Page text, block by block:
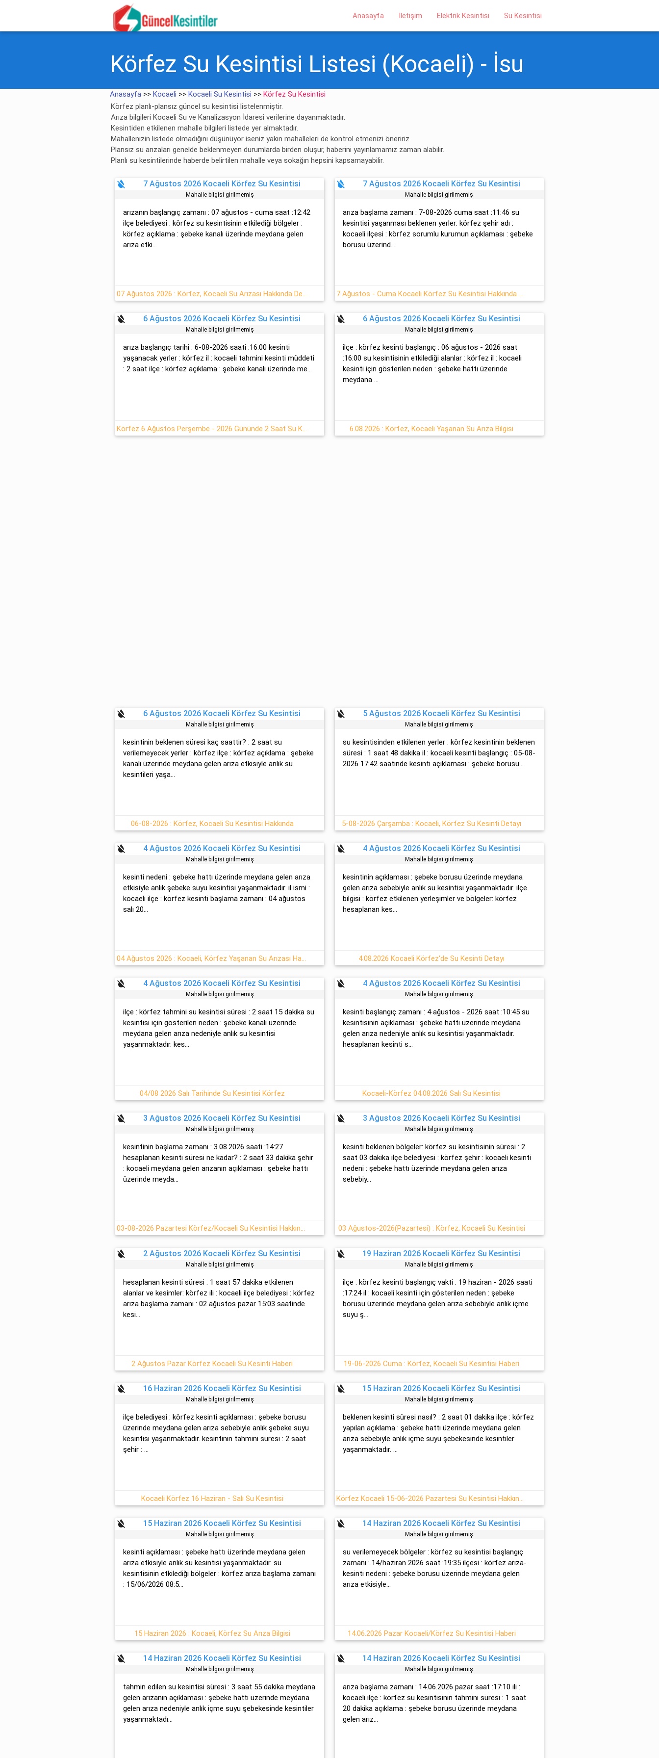
Anasayfa İletişim Elektrik Kesintisi Su Kesintisi
Körfez Su Kesintisi Listesi (Kocaeli) - İsu
Anasayfa >>Kocaeli >>Kocaeli Su Kesintisi >>Körfez Su Kesintisi
Körfez planlı-plansız güncel su kesintisi listelenmiştir.
Arıza bilgileri Kocaeli Su ve Kanalizasyon İdaresi verilerine dayanmaktadır.
Kesintiden etkilenen mahalle bilgileri listede yer almaktadır.
Mahallenizin listede olmadığını düşünüyor iseniz yakın mahalleleri de kontrol etmenizi öneririz.
Plansız su arızaları genelde beklenmeyen durumlarda birden oluşur, haberini yayınlamamız zaman alabilir.
Planlı su kesintilerinde haberde belirtilen mahalle veya sokağın hepsini kapsamayabilir.
format_color_reset 7 Ağustos 2026 Kocaeli Körfez Su Kesintisi
Mahalle bilgisi girilmemiş
arızanın başlangıç zamanı : 07 ağustos - cuma saat :12:42
ilçe belediyesi : körfez su kesintisinin etkilediği bölgeler :
körfez açıklama : şebeke kanalı üzerinde meydana gelen
arıza etki...
07 Ağustos 2026 : Körfez, Kocaeli Su Arızası Hakkında Detaylar
format_color_reset 7 Ağustos 2026 Kocaeli Körfez Su Kesintisi
Mahalle bilgisi girilmemiş
arıza başlama zamanı : 7-08-2026 cuma saat :11:46 su
kesintisi yaşanması beklenen yerler: körfez şehir adı :
kocaeli ilçesi : körfez sorumlu kurumun açıklaması : şebeke
borusu üzerind...
7 Ağustos - Cuma Kocaeli Körfez Su Kesintisi Hakkında Açıklamalar
format_color_reset 6 Ağustos 2026 Kocaeli Körfez Su Kesintisi
Mahalle bilgisi girilmemiş
arıza başlangıç tarihi : 6-08-2026 saati :16:00 kesinti
yaşanacak yerler : körfez il : kocaeli tahmini kesinti müddeti
: 2 saat ilçe : körfez açıklama : şebeke kanalı üzerinde me...
Körfez 6 Ağustos Perşembe - 2026 Gününde 2 Saat Su Kesintisi
format_color_reset 6 Ağustos 2026 Kocaeli Körfez Su Kesintisi
Mahalle bilgisi girilmemiş
ilçe : körfez kesinti başlangıç : 06 ağustos - 2026 saat
:16:00 su kesintisinin etkilediği alanlar : körfez il : kocaeli
kesinti için gösterilen neden : şebeke hattı üzerinde
meydana ...
6.08.2026 : Körfez, Kocaeli Yaşanan Su Arıza Bilgisi
format_color_reset 6 Ağustos 2026 Kocaeli Körfez Su Kesintisi
Mahalle bilgisi girilmemiş
kesintinin beklenen süresi kaç saattir? : 2 saat su
verilemeyecek yerler : körfez ilçe : körfez açıklama : şebeke
kanalı üzerinde meydana gelen arıza etkisiyle anlık su
kesintileri yaşa...
06-08-2026 : Körfez, Kocaeli Su Kesintisi Hakkında
format_color_reset 5 Ağustos 2026 Kocaeli Körfez Su Kesintisi
Mahalle bilgisi girilmemiş
su kesintisinden etkilenen yerler : körfez kesintinin beklenen
süresi : 1 saat 48 dakika il : kocaeli kesinti başlangıç : 05-08-
2026 17:42 saatinde kesinti açıklaması : şebeke borusu...
5-08-2026 Çarşamba : Kocaeli, Körfez Su Kesinti Detayı
format_color_reset 4 Ağustos 2026 Kocaeli Körfez Su Kesintisi
Mahalle bilgisi girilmemiş
kesinti nedeni : şebeke hattı üzerinde meydana gelen arıza
etkisiyle anlık şebeke suyu kesintisi yaşanmaktadır. il ismi :
kocaeli ilçe : körfez kesinti başlama zamanı : 04 ağustos
salı 20...
04 Ağustos 2026 : Kocaeli, Körfez Yaşanan Su Arızası Hakkında Detaylar
format_color_reset 4 Ağustos 2026 Kocaeli Körfez Su Kesintisi
Mahalle bilgisi girilmemiş
kesintinin açıklaması : şebeke borusu üzerinde meydana
gelen arıza sebebiyle anlık su kesintisi yaşanmaktadır. ilçe
bilgisi : körfez etkilenen yerleşimler ve bölgeler: körfez
hesaplanan kes...
4.08.2026 Kocaeli Körfez'de Su Kesinti Detayı
format_color_reset 4 Ağustos 2026 Kocaeli Körfez Su Kesintisi
Mahalle bilgisi girilmemiş
ilçe : körfez tahmini su kesintisi süresi : 2 saat 15 dakika su
kesintisi için gösterilen neden : şebeke kanalı üzerinde
meydana gelen arıza nedeniyle anlık su kesintisi
yaşanmaktadır. kes...
04/08 2026 Salı Tarihinde Su Kesintisi Körfez
format_color_reset 4 Ağustos 2026 Kocaeli Körfez Su Kesintisi
Mahalle bilgisi girilmemiş
kesinti başlangıç zamanı : 4 ağustos - 2026 saat :10:45 su
kesintisinin açıklaması : şebeke hattı üzerinde meydana
gelen arıza nedeniyle anlık su kesintisi yaşanmaktadır.
hesaplanan kesinti s...
Kocaeli-Körfez 04.08.2026 Salı Su Kesintisi
format_color_reset 3 Ağustos 2026 Kocaeli Körfez Su Kesintisi
Mahalle bilgisi girilmemiş
kesintinin başlama zamanı : 3.08.2026 saati :14:27
hesaplanan kesinti süresi ne kadar? : 2 saat 33 dakika şehir
: kocaeli meydana gelen arızanın açıklaması : şebeke hattı
üzerinde meyda...
03-08-2026 Pazartesi Körfez/Kocaeli Su Kesintisi Hakkında Açıklamalar
format_color_reset 3 Ağustos 2026 Kocaeli Körfez Su Kesintisi
Mahalle bilgisi girilmemiş
kesinti beklenen bölgeler: körfez su kesintisinin süresi : 2
saat 03 dakika ilçe belediyesi : körfez şehir : kocaeli kesinti
nedeni : şebeke hattı üzerinde meydana gelen arıza
sebebiy...
03 Ağustos-2026(Pazartesi) : Körfez, Kocaeli Su Kesintisi
format_color_reset 2 Ağustos 2026 Kocaeli Körfez Su Kesintisi
Mahalle bilgisi girilmemiş
hesaplanan kesinti süresi : 1 saat 57 dakika etkilenen
alanlar ve kesimler: körfez ili : kocaeli ilçe belediyesi : körfez
arıza başlama zamanı : 02 ağustos pazar 15:03 saatinde
kesi...
2 Ağustos Pazar Körfez Kocaeli Su Kesinti Haberi
format_color_reset 19 Haziran 2026 Kocaeli Körfez Su Kesintisi
Mahalle bilgisi girilmemiş
ilçe : körfez kesinti başlangıç vakti : 19 haziran - 2026 saati
:17:24 il : kocaeli kesinti için gösterilen neden : şebeke
borusu üzerinde meydana gelen arıza sebebiyle anlık içme
suyu ş...
19-06-2026 Cuma : Körfez, Kocaeli Su Kesintisi Haberi
format_color_reset 16 Haziran 2026 Kocaeli Körfez Su Kesintisi
Mahalle bilgisi girilmemiş
ilçe belediyesi : körfez kesinti açıklaması : şebeke borusu
üzerinde meydana gelen arıza sebebiyle anlık şebeke suyu
kesintisi yaşanmaktadır. kesintinin tahmini süresi : 2 saat
şehir : ...
Kocaeli Körfez 16 Haziran - Salı Su Kesintisi
format_color_reset 15 Haziran 2026 Kocaeli Körfez Su Kesintisi
Mahalle bilgisi girilmemiş
beklenen kesinti süresi nasıl? : 2 saat 01 dakika ilçe : körfez
yapılan açıklama : şebeke hattı üzerinde meydana gelen
arıza sebebiyle anlık içme suyu şebekesinde kesintiler
yaşanmaktadır. ...
Körfez Kocaeli 15-06-2026 Pazartesi Su Kesintisi Hakkında Detaylar
format_color_reset 15 Haziran 2026 Kocaeli Körfez Su Kesintisi
Mahalle bilgisi girilmemiş
kesinti açıklaması : şebeke hattı üzerinde meydana gelen
arıza etkisiyle anlık su kesintisi yaşanmaktadır. su
kesintisinin etkilediği bölgeler : körfez arıza başlama zamanı
: 15/06/2026 08:5...
15 Haziran 2026 : Kocaeli, Körfez Su Arıza Bilgisi
format_color_reset 14 Haziran 2026 Kocaeli Körfez Su Kesintisi
Mahalle bilgisi girilmemiş
su verilemeyecek bölgeler : körfez su kesintisi başlangıç
zamanı : 14/haziran 2026 saat :19:35 ilçesi : körfez arıza-
kesinti nedeni : şebeke borusu üzerinde meydana gelen
arıza etkisiyle...
14.06.2026 Pazar Kocaeli/Körfez Su Kesintisi Haberi
format_color_reset 14 Haziran 2026 Kocaeli Körfez Su Kesintisi
Mahalle bilgisi girilmemiş
tahmin edilen su kesintisi süresi : 3 saat 55 dakika meydana
gelen arızanın açıklaması : şebeke hattı üzerinde meydana
gelen arıza nedeniyle anlık içme suyu şebekesinde kesintiler
yaşanmaktadı...
format_color_reset 14 Haziran 2026 Kocaeli Körfez Su Kesintisi
Mahalle bilgisi girilmemiş
arıza başlama zamanı : 14.06.2026 pazar saat :17:10 ili :
kocaeli ilçe : körfez su kesintisinin tahmini süresi : 1 saat
20 dakika açıklama : şebeke borusu üzerinde meydana
gelen arız...